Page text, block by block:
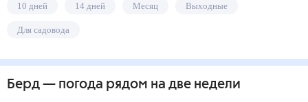
10 дней 14 дней Месяц Выходные
Для садовода
Берд— погода рядом на две недели